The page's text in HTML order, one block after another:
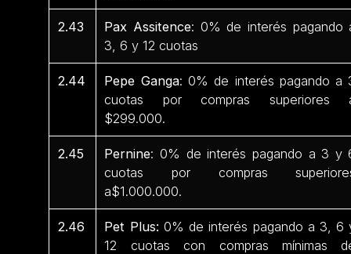
2.43 Pax Assitence: 0% de interés pagando
3, 6 y 12 cuotas
2.44 Pepe Ganga: 0% de interés pagando a
cuotas por compras superiores
$299.000.
2.45 Pernine: 0% de interés pagando a 3 y
cuotas por compras
a$1.000.000.
2.46 Pet Plus: 0% de interés pagando a 3, 6
12 cuotas con compras mínimas